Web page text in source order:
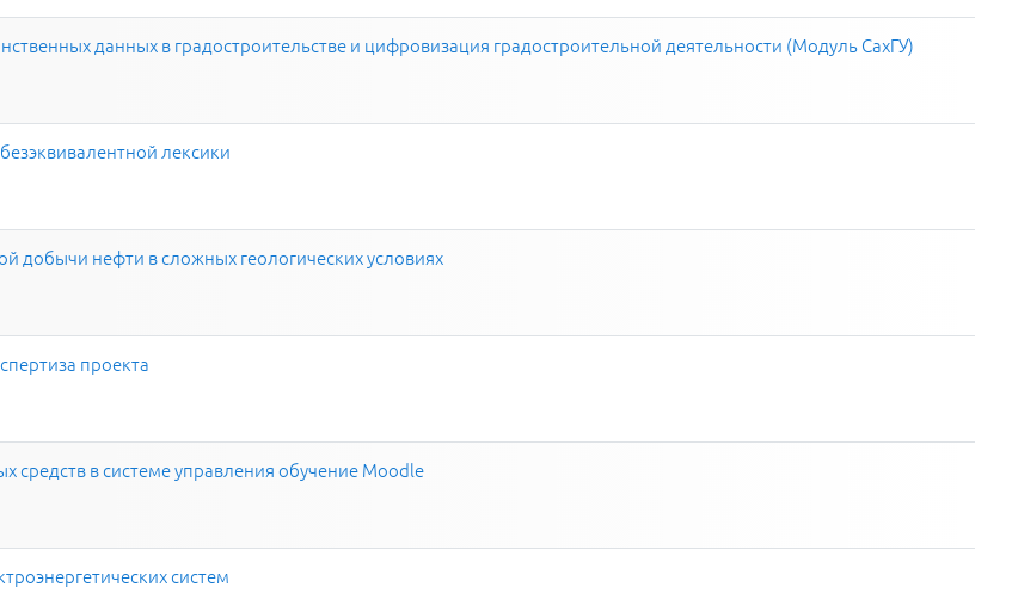
данных в градостроительстве и цифровизация градостроительной деятельности (Модуль СахГУ)
лексики
добычи нефти в сложных геологических условиях
проекта
средств в системе управления обучение Moodle
систем